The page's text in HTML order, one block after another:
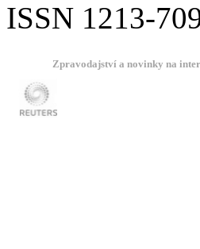
ISSN 1213-
Zpravodajství a novinky na